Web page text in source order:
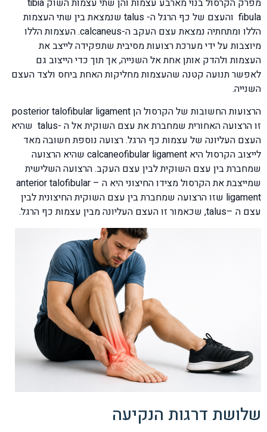
מפרק הקרסול בנוי מארבע עצמות והן שתי עצמות השוק tibia
fibula והעצם של כף הרגל ה- talus שנמצאת בין שתי העצמות
הללו ומתחתיה נמצאת עצם העקב ה-calcaneus. העצמות הללו
מיוצבות על ידי מערכת רצועות מסיבית שתפקידה לייצב את
העצמות ולהדק אותן אחת אל השנייה, אך תוך כדי הייצוב גם
לאפשר תנועה קטנה שהעצמות מחליקות האחת ביחס ולצד העצם
השנייה.
הרצועות החשובות של הקרסול הן posterior talofibular ligament
זו הרצועה האחורית שמחברת את עצם השוקית אל ה -talus שהיא
העצם העליונה של עצמות כף הרגל. רצועה נוספת חשובה מאד
לייצוב הקרסול היא calcaneofibular ligament שהיא הרצועה
שמחברת בין עצם השוקית לבין עצם העקב. הרצועה השלישית
שמייצבת את הקרסול מצידו החיצוני היא ה – anterior talofibular
ligament שזו הרצועה שמחברת בין עצם השוקית החיצונית לבין
עצם ה –talus, שכאמור זו העצם העליונה מבין עצמות כף הרגל.
שלושת דרגות הנקיעה